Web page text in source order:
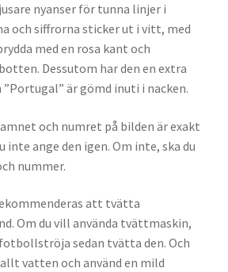
nyanser för tunna linjer i
och siffrorna sticker ut i vitt, med
med en rosa kant och
Dessutom har den en extra
är gömd inuti i nacken.
och numret på bilden är exakt
inte ange den igen. Om inte, ska du
nummer.
att tvätta
Om du vill använda tvättmaskin,
sedan tvätta den. Och
vatten och använd en mild